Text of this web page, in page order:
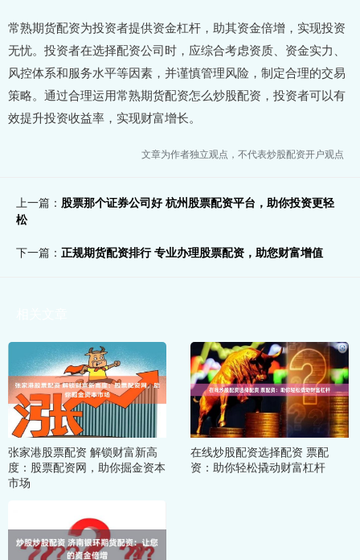
常熟期货配资为投资者提供资金杠杆，助其资金倍增，实现投资
无忧。投资者在选择配资公司时，应综合考虑资质、资金实力、
风控体系和服务水平等因素，并谨慎管理风险，制定合理的交易
策略。通过合理运用常熟期货配资怎么炒股配资，投资者可以有
效提升投资收益率，实现财富增长。
文章为作者独立观点，不代表炒股配资开户观点
上一篇： 股票那个证券公司好 杭州股票配资平台，助你投资更轻
松
下一篇： 正规期货配资排行 专业办理股票配资，助您财富增值
张家港股票配资 解锁财富新高
度：股票配资网，助你掘金资本
市场
在线炒股配资选择配资 票配
资：助你轻松撬动财富杠杆